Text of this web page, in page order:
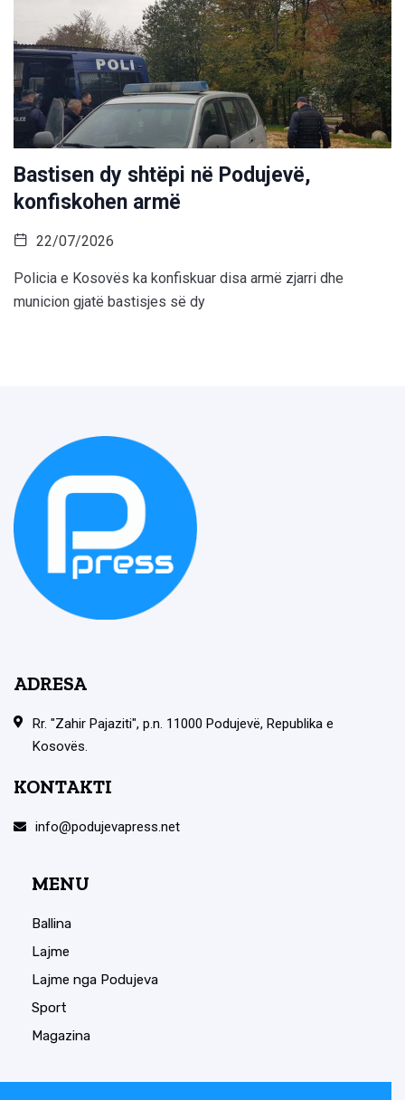
Bastisen dy shtëpi në Podujevë,
konfiskohen armë
22/07/2026
Policia e Kosovës ka konfiskuar disa armë zjarri dhe
municion gjatë bastisjes së dy
ADRESA
Rr. "Zahir Pajaziti", p.n. 11000 Podujevë, Republika e
Kosovës.
KONTAKTI
info@podujevapress.net
MENU
Ballina
Lajme
Lajme nga Podujeva
Sport
Magazina